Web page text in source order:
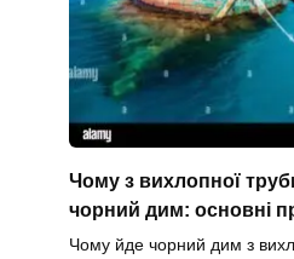
Чому з вихлопної
чорний дим: основні
Чому йде чорний дим з